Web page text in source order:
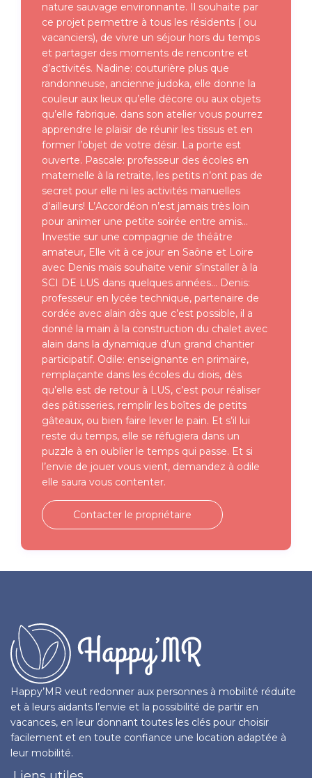
nature sauvage environnante. Il souhaite par
ce projet permettre à tous les résidents ( ou
vacanciers), de vivre un séjour hors du temps
et partager des moments de rencontre et
d’activités. Nadine: couturière plus que
randonneuse, ancienne judoka, elle donne la
couleur aux lieux qu’elle décore ou aux objets
qu’elle fabrique. dans son atelier vous pourrez
apprendre le plaisir de réunir les tissus et en
former l’objet de votre désir. La porte est
ouverte. Pascale: professeur des écoles en
maternelle à la retraite, les petits n’ont pas de
secret pour elle ni les activités manuelles
d’ailleurs! L’Accordéon n’est jamais très loin
pour animer une petite soirée entre amis…
Investie sur une compagnie de théâtre
amateur, Elle vit à ce jour en Saône et Loire
avec Denis mais souhaite venir s’installer à la
SCI DE LUS dans quelques années… Denis:
professeur en lycée technique, partenaire de
cordée avec alain dès que c’est possible, il a
donné la main à la construction du chalet avec
alain dans la dynamique d’un grand chantier
participatif. Odile: enseignante en primaire,
remplaçante dans les écoles du diois, dès
qu’elle est de retour à LUS, c’est pour réaliser
des pâtisseries, remplir les boîtes de petits
gâteaux, ou bien faire lever le pain. Et s’il lui
reste du temps, elle se réfugiera dans un
puzzle à en oublier le temps qui passe. Et si
l’envie de jouer vous vient, demandez à odile
elle saura vous contenter.
Contacter le propriétaire
Happy’MR veut redonner aux personnes à mobilité réduite
et à leurs aidants l’envie et la possibilité de partir en
vacances, en leur donnant toutes les clés pour choisir
facilement et en toute confiance une location adaptée à
leur mobilité.